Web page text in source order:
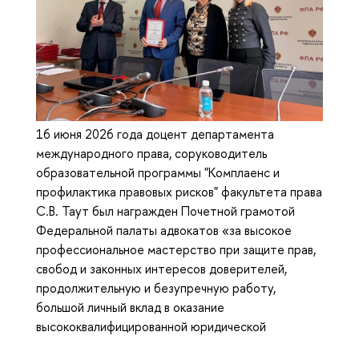
16 июня 2026 года доцент департамента
международного права, соруководитель
образовательной программы "Комплаенс и
профилактика правовых рисков" факультета права
С.В. Таут был награжден Почетной грамотой
Федеральной палаты адвокатов «за высокое
профессиональное мастерство при защите прав,
свобод и законных интересов доверителей,
продолжительную и безупречную работу,
большой личный вклад в оказание
высококвалифицированной юридической